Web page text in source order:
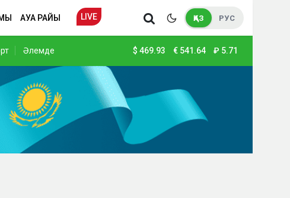
АУА РАЙЫ LIVE ҚАЗ РУС
Әлемде $ 469.93 € 541.64 ₽ 5.71